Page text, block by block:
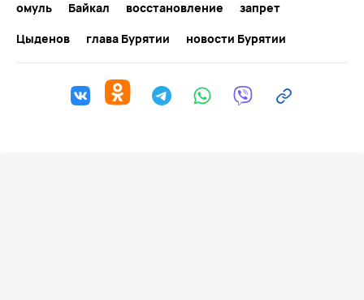
омуль Байкал восстановление
запрет
Цыденов
глава Бурятии новости Бурятии